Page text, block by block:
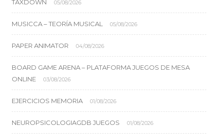
TAXDOWN 05/08/2026
MUSICCA – TEORÍA MUSICAL 05/08/2026
PAPER ANIMATOR 04/08/2026
BOARD GAME ARENA – PLATAFORMA JUEGOS DE MESA
ONLINE
03/08/2026
EJERCICIOS MEMORIA 01/08/2026
NEUROPSICOLOGIAGDB JUEGOS 01/08/2026